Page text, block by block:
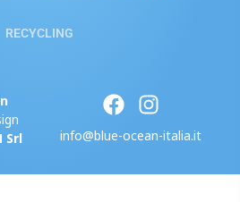
RECYCLING
Srl info@blue-ocean-italia.it